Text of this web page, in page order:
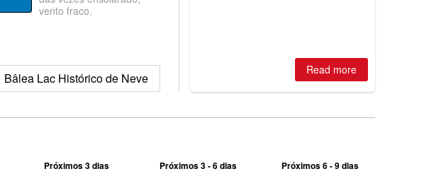
vento fraco.
Bâlea Lac Histórico de Neve
Read more
Próximos 3 dias Próximos 3 - 6 dias Próximos 6 - 9 dias